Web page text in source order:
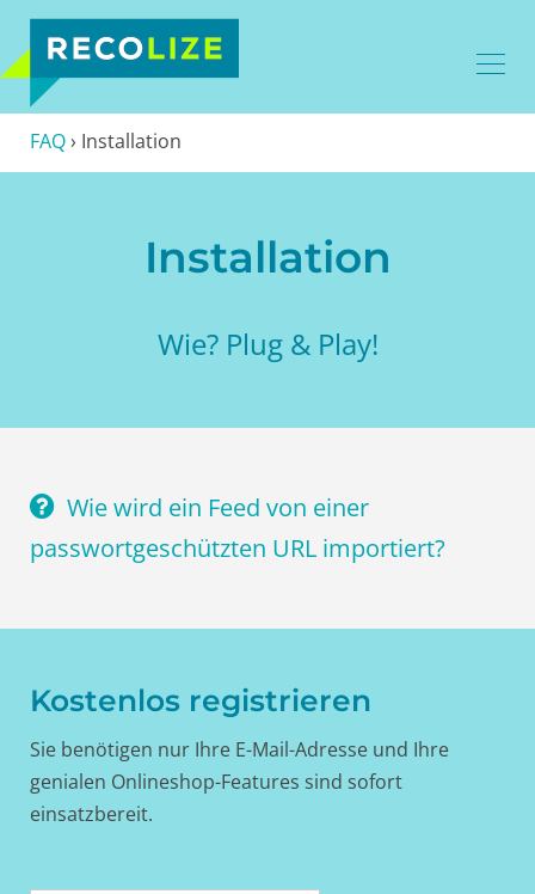
FAQ› Installation
Installation
Wie? Plug & Play!
Wie wird ein Feed von einer
passwortgeschützten URL importiert?
Kostenlos registrieren
Sie benötigen nur Ihre E-Mail-Adresse und Ihre
genialen Onlineshop-Features sind sofort
einsatzbereit.